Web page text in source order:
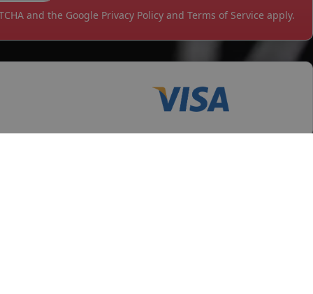
and the Google Privacy Policy and Terms of Service apply.